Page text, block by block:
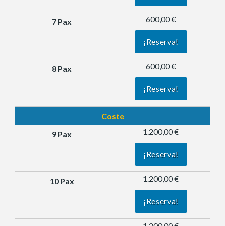
600,00 €
¡Reserva!
600,00 €
¡Reserva!
Coste
1.200,00 €
¡Reserva!
1.200,00 €
¡Reserva!